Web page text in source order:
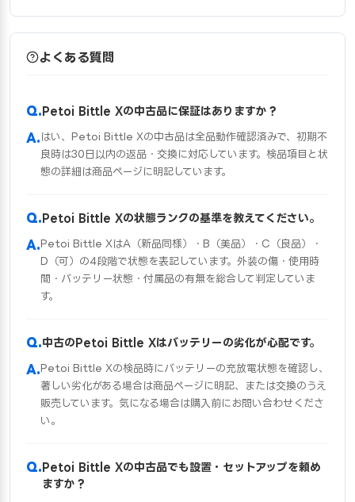
よくある質問
Petoi Bittle Xの中古品に保証はありますか？
はい、Petoi Bittle Xの中古品は全品動作確認済みで、初期不
良時は30日以内の返品・交換に対応しています。検品項目と状
態の詳細は商品ページに明記しています。
Petoi Bittle Xの状態ランクの基準を教えてください。
Petoi Bittle XはA（新品同様）・B（美品）・C（良品）・
D（可）の4段階で状態を表記しています。外装の傷・使用時
間・バッテリー状態・付属品の有無を総合して判定していま
す。
中古のPetoi Bittle Xはバッテリーの劣化が心配です。
Petoi Bittle Xの検品時にバッテリーの充放電状態を確認し、
著しい劣化がある場合は商品ページに明記、または交換のうえ
販売しています。気になる場合は購入前にお問い合わせくださ
い。
Petoi Bittle Xの中古品でも設置・セットアップを頼め
ますか？